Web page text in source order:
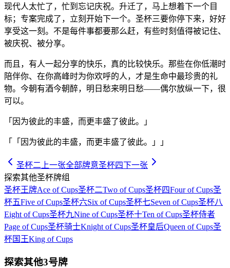
现代人太忙了，忙到忘记庆祝。升迁了，马上想着下一个目
标；专案完成了，立刻开始下一个。圣杯三要你停下来，好好
享受这一刻。不是每件事都要那么赶，有些时刻值得被记住、
被庆祝、被分享。
而且，有人一起分享的快乐，真的比较快乐。那些在你低潮时
陪伴你、在你高峰时为你欢呼的人，才是生命中最珍贵的礼
物。今朝有酒今朝醉，明日愁来明日愁——偶尔放纵一下，很
可以。
「因为彼此的丰盛，而更丰盛了彼此。」
「 「因为彼此的丰盛，而更丰盛了彼此。」 」
圣杯二 上一张全部牌意圣杯四下一张
探索其他圣杯牌组
圣杯王牌Ace of Cups圣杯二Two of Cups圣杯四Four of Cups圣
杯五Five of Cups圣杯六Six of Cups圣杯七Seven of Cups圣杯八
Eight of Cups圣杯九Nine of Cups圣杯十Ten of Cups圣杯侍者
Page of Cups圣杯骑士Knight of Cups圣杯皇后Queen of Cups圣
杯国王King of Cups
探索其他3号牌